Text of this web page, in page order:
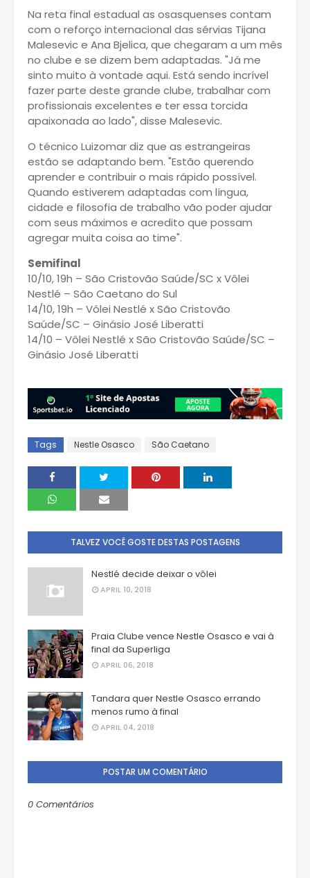
Na reta final estadual as osasquenses contam
com o reforço internacional das sérvias Tijana
Malesevic e Ana Bjelica, que chegaram a um mês
no clube e se dizem bem adaptadas. "Já me
sinto muito à vontade aqui. Está sendo incrível
fazer parte deste grande clube, trabalhar com
profissionais excelentes e ter essa torcida
apaixonada ao lado", disse Malesevic.
O técnico Luizomar diz que as estrangeiras
estão se adaptando bem. "Estão querendo
aprender e contribuir o mais rápido possível.
Quando estiverem adaptadas com língua,
cidade e filosofia de trabalho vão poder ajudar
com seus máximos e acredito que possam
agregar muita coisa ao time".
Semifinal
10/10, 19h – São Cristovão Saúde/SC x Vôlei
Nestlé – São Caetano do Sul
14/10, 19h – Vôlei Nestlé x São Cristovão
Saúde/SC – Ginásio José Liberatti
14/10 – Vôlei Nestlé x São Cristovão Saúde/SC –
Ginásio José Liberatti
Tags Nestle Osasco São Caetano
TALVEZ VOCÊ GOSTE DESTAS POSTAGENS
Nestlé decide deixar o vôlei
APRIL 10, 2018
Praia Clube vence Nestle Osasco e vai à
final da Superliga
APRIL 06, 2018
Tandara quer Nestle Osasco errando
menos rumo à final
APRIL 04, 2018
POSTAR UM COMENTÁRIO
0 Comentários